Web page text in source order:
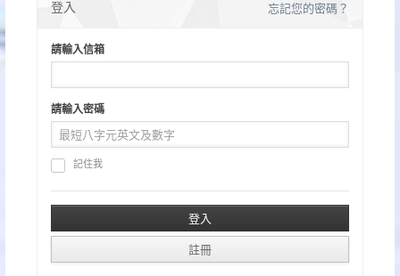
登入 忘記您的密碼？
請輸入信箱
請輸入密碼
記住我